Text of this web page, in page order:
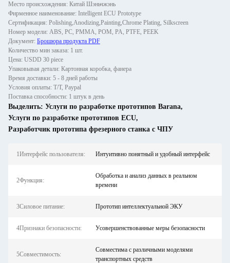
Место происхождения: Китай Шэньчжэнь
Фирменное наименование: Intelligent ECU Prototype
Сертификация: Polishing,Anodizing,Painting,Chrome Plating, Silkscreen
Номер модели: ABS, PC, PMMA, POM, PA, PTFE, PEEK
Документ: Брошюра продукта PDF
Количество мин заказа: 1 шт.
Цена: USDD 30 piece
Упаковывая детали: Картонная коробка, фанера
Время доставки: 5 - 8 дней работы
Условия оплаты: T/T, Paypal
Поставка способности: 1 штук в день
Выделить: Услуги по разработке прототипов Barana,
Услуги по разработке прототипов ECU,
Разработчик прототипа фрезерного станка с ЧПУ
1Интерфейс пользователя: Интуитивно понятный и удобный интерфейс
2Функция:
Обработка и анализ данных в реальном
времени
3Силовое питание: Прототип интеллектуальной ЭКУ
4Признаки безопасности: Усовершенствованные меры безопасности
5Совместимость:
Совместима с различными моделями
транспортных средств